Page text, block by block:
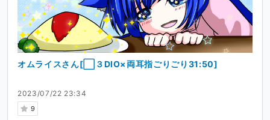
2023/07/22 23:34
9
オムライスさん[⬜３DIO×両耳指ごりごり31:50]